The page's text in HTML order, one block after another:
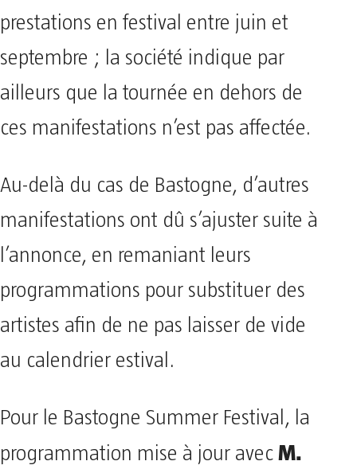
prestations en festival entre juin et
septembre ; la société indique par
ailleurs que la tournée en dehors de
ces manifestations n’est pas affectée.
Au-delà du cas de Bastogne, d’autres
manifestations ont dû s’ajuster suite à
l’annonce, en remaniant leurs
programmations pour substituer des
artistes afin de ne pas laisser de vide
au calendrier estival.
Pour le Bastogne Summer Festival, la
programmation mise à jour avec M.